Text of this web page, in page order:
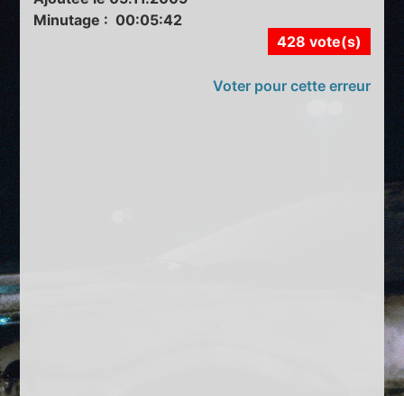
Minutage : 00:05:42
428 vote(s)
Voter pour cette erreur